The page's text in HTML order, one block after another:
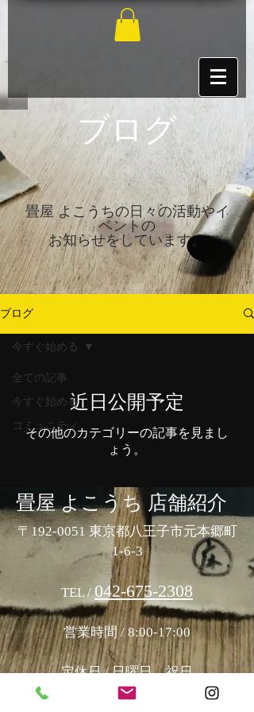
​ブログ
畳屋 よこうちの日々の活動やイ
ベントの
お知らせをしています。
ブログ
全ての記事
今すぐ始める
コミュニティ
今すぐ始める
近日公開予定
その他のカテゴリーの記事を見まし
ょう。
畳屋 よこうち 店舗紹介
〒192-0051 東京都八王子市元本郷町
1-6-3
TEL /042-675-2308
営業時間 / 8:00-17:00
定休日 / 日曜日、祝日
​*休日対応も承っております。